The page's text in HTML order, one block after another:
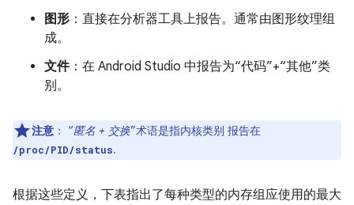
图形 ：直接在分析器工具上报告。通常由图形纹理组
成。
文件：在 Android Studio 中报告为“代码”+“其他”类
别。
注意 ： “匿名 + 交换”术语是指内核类别 报告在
/proc/PID/status.
根据这些定义，下表指出了每种类型的内存组应使用的最大